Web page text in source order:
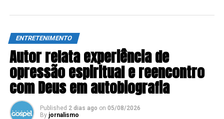
ENTRETENIMENTO
Autor relata experiência de
opressão espiritual e reencontro
com Deus em autobiografia
Published 2 dias ago on 05/08/2026
By jornalismo